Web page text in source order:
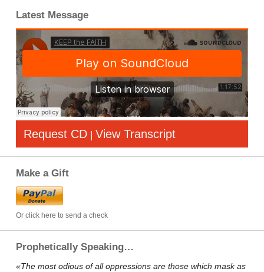
Latest Message
Request CD | View Transcript
Make a Gift
Or click here to send a check
Prophetically Speaking…
«The most odious of all oppressions are those which mask as